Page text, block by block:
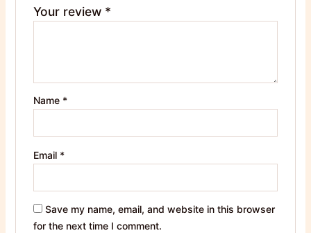
Your review *
Name *
Email *
Save my name, email, and website in this browser
for the next time I comment.